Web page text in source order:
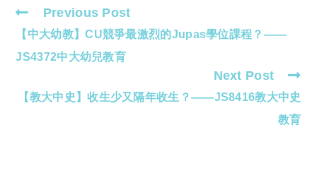
Read
more
articles
Previous Post
【中大幼教】CU競爭最激烈的Jupas學位課程？——
JS4372中大幼兒教育
Next Post
【教大中史】收生少又隔年收生？——JS8416教大中史
教育